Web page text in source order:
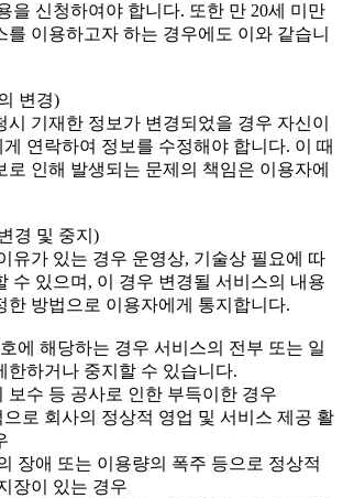
을 신청하여야 합니다. 또한 만 20세 미만
를 이용하고자 하는 경우에도 이와 같습니
변경)
시 기재한 정보가 변경되었을 경우 자신이
연락하여 정보를 수정해야 합니다. 이 때
로 인해 발생되는 문제의 책임은 이용자에
경 및 중지)
유가 있는 경우 운영상, 기술상 필요에 따
수 있으며, 이 경우 변경될 서비스의 내용
한 방법으로 이용자에게 통지합니다.
에 해당하는 경우 서비스의 전부 또는 일
한하거나 중지할 수 있습니다.
보수 등 공사로 인한 부득이한 경우
로 회사의 정상적 영업 및 서비스 제공 활
장애 또는 이용량의 폭주 등으로 정상적
장이 있는 경우